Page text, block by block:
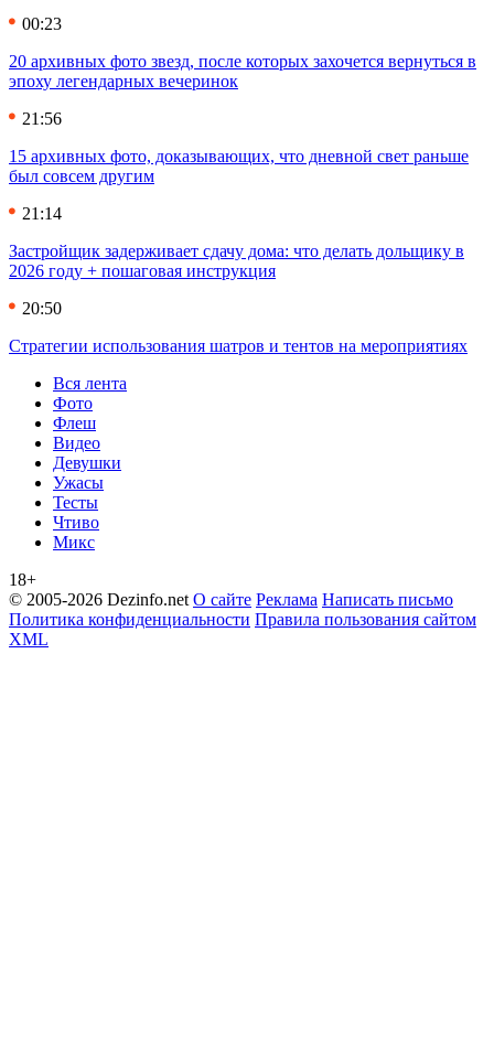
00:23
20 архивных фото звезд, после которых захочется вернуться в
эпоху легендарных вечеринок
21:56
15 архивных фото, доказывающих, что дневной свет раньше
был совсем другим
21:14
Застройщик задерживает сдачу дома: что делать дольщику в
2026 году + пошаговая инструкция
20:50
Стратегии использования шатров и тентов на мероприятиях
Вся лента
Фото
Флеш
Видео
Девушки
Ужасы
Тесты
Чтиво
Микс
18+
© 2005-2026 Dezinfo.net О сайте Реклама Написать письмо
Политика конфиденциальности Правила пользования сайтом
XML